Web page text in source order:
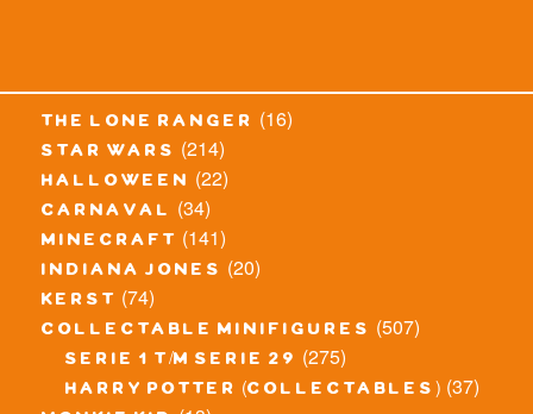
the lone ranger (16)
star wars (214)
halloween (22)
carnaval (34)
minecraft (141)
indiana jones (20)
kerst (74)
collectable minifigures (507)
serie 1 t/m serie 29 (275)
harry potter (collectables) (37)